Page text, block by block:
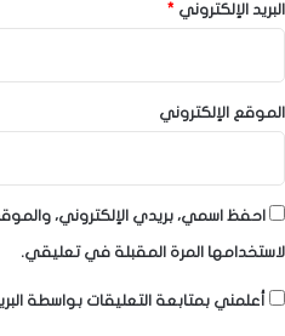
البريد الإلكتروني *
الموقع الإلكتروني
احفظ اسمي، بريدي الإلكتروني،
لاستخدامها المرة المقبلة في تعليقي.
أعلمني بمتابعة التعليقات بواسطة